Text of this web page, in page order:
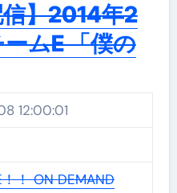
】2014年2
ムE 「僕の
12:00:01
！ ON DEMAND